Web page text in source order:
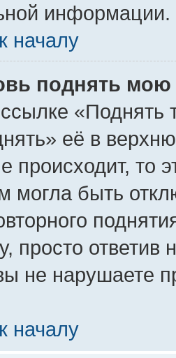
информации.
началу
поднять мою
«Поднять
её в
происходит, то
могла быть
просто ответив
не нарушаете
началу